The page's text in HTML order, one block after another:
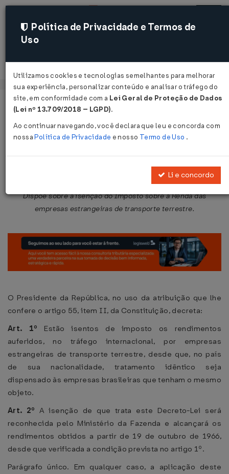
Acessar
Página Inicial Legislações
Decreto-Lei nº 1.228 de 03/07/1972
Publicado no DOU em 4 jul 1972
Dispõe sobre a isenção do Imposto sobre a Renda das
empresas estrangeiras de transporte terrestre.
O Presidente da República, no uso da atribuição que lhe
confere o artigo 55, item II, da Constituição, decreta:
Art. 1º Estão isentos de imposto os rendimentos
auferidos, no tráfego internacional, por empresas
estrangeiras de transporte terrestre, desde que, no país
de sua nacionalidade, tratamento idêntico seja
dispensado às empresas brasileiras que tenham o mesmo
objeto.
Art. 2º A isenção de que trata este Decreto-Lei será
reconhecida pelo Ministério da Fazenda e alcançará os
rendimentos obtidos a partir de 19 de outubro de 1966,
desde que verificada a condição prevista no artigo 1º.
Parágrafo único. Em qualquer caso, a aplicação deste
Política de Privacidade e Termos de
Uso
Utilizamos cookies e tecnologias semelhantes para melhorar
sua experiência, personalizar conteúdo e analisar o tráfego do
site, em conformidade com a Lei Geral de Proteção de Dados
(Lei nº 13.709/2018 – LGPD).
Ao continuar navegando, você declara que leu e concorda com
nossaPolítica de Privacidade e nosso Termo de Uso .
Li e concordo